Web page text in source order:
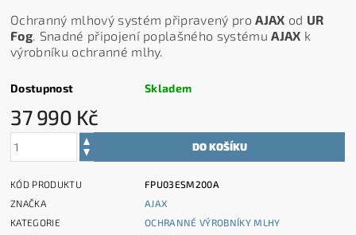
Ochranný mlhový systém připravený proAJAX od UR
Fog. Snadné připojení poplašného systémuAJAX k
výrobníku ochranné mlhy.
Dostupnost Skladem
37 990 Kč
KÓD PRODUKTU
FPU03ESM200A
ZNAČKA
AJAX
KATEGORIE
OCHRANNÉ VÝROBNÍKY MLHY